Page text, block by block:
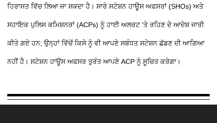
ਹਿਰਾਸਤ ਵਿੱਚ ਲਿਆ ਜਾ ਸਕਦਾ ਹੈ। ਸਾਰੇ ਸਟੇਸ਼ਨ ਹਾਊਸ ਅਫਸਰਾਂ (SHOs) ਅਤੇ
ਸਹਾਇਕ ਪੁਲਿਸ ਕਮਿਸ਼ਨਰਾਂ (ACPs) ਨੂੰ ਹਾਈ ਅਲਰਟ 'ਤੇ ਰਹਿਣ ਦੇ ਆਦੇਸ਼ ਜਾਰੀ
ਕੀਤੇ ਗਏ ਹਨ; ਉਨ੍ਹਾਂ ਵਿੱਚੋਂ ਕਿਸੇ ਨੂੰ ਵੀ ਆਪਣੇ ਸਬੰਧਤ ਸਟੇਸ਼ਨ ਛੱਡਣ ਦੀ ਆਗਿਆ
ਨਹੀਂ ਹੈ। ਸਟੇਸ਼ਨ ਹਾਊਸ ਅਫਸਰ ਤੁਰੰਤ ਆਪਣੇ ACP ਨੂੰ ਸੂਚਿਤ ਕਰੇਗਾ।